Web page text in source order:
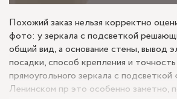
Похожий заказ нельзя корректно
фото: у зеркала с подсветкой
общий вид, а основание стены, вывод
посадки, способ крепления и
прямоугольного зеркала с подсветкой
Ленинском пр это особенно заметно,